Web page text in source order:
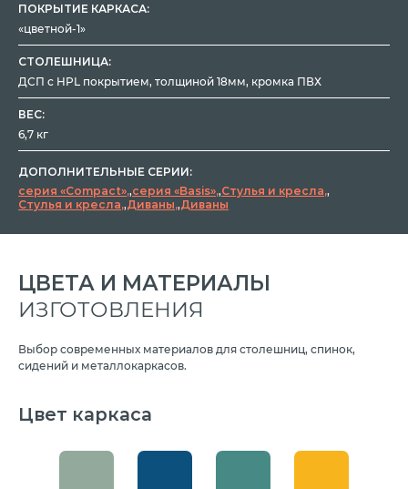
ПОКРЫТИЕ КАРКАСА:
«цветной-1»
СТОЛЕШНИЦА:
ДСП с HPL покрытием, толщиной 18мм, кромка ПВХ
ВЕС:
6,7 кг
ДОПОЛНИТЕЛЬНЫЕ СЕРИИ:
серия «Compact» ,серия «Basis» ,Стулья и кресла ,
Стулья и кресла ,Диваны ,Диваны
ЦВЕТА И МАТЕРИАЛЫ
ИЗГОТОВЛЕНИЯ
Выбор современных материалов для столешниц, спинок,
сидений и металлокаркасов.
Цвет каркаса